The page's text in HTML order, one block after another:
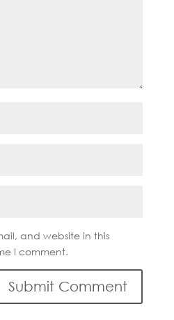
and website in this
I comment.